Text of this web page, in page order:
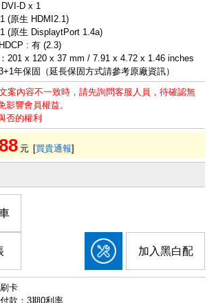
D x 1
(原生 HDMI2.1)
(原生 DisplaytPort 1.4a)
: 有 (2.3)
201 x 120 x 37 mm / 7.91 x 4.72 x 1.46 inches
年保固（延長保固方式請參考原廠資訊）
案內容不一致時，請先詢問客服人員，待確認無
影響會員權益。
否的權利
元 [買貴通報]
加入黑白配
卡
款：3期0利率